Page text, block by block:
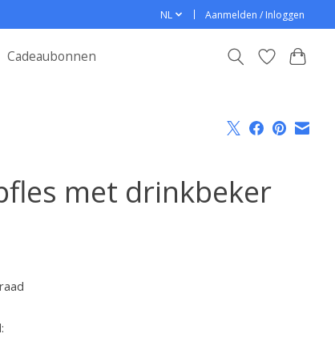
NL Aanmelden / Inloggen
Cadeaubonnen
met drinkbeker